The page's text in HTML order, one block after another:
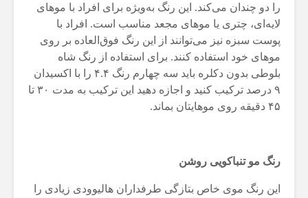
را دو چندان می‌کند. این رنگ به‌ویژه برای افراد با موهای
لایه‌ای، چتری یا موهای مجعد مناسب است. افراد با
پوست سبزه نیز می‌توانند از این رنگ فوق‌العاده بر روی
موهای خود استفاده کنند. برای استفاده از رنگ شاه
بلوطی بدون دکلره باید سه چهارم رنگ ۴.۴ را با اکسیدان
۹ درصد ترکیب کنید و اجازه دهید این ترکیب به مدت ۳۰ تا
۴۵ دقیقه روی موهایتان بماند.
رنگ مو تنباکویی روشن
این رنگ موی خاص بتازگی طرفداران هالیوودی زیادی را